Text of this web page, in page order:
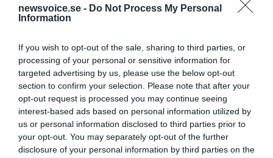
newsvoice.se - Do Not Process My Personal
Information
If you wish to opt-out of the sale, sharing to third parties, or
processing of your personal or sensitive information for
targeted advertising by us, please use the below opt-out
section to confirm your selection. Please note that after your
opt-out request is processed you may continue seeing
interest-based ads based on personal information utilized by
us or personal information disclosed to third parties prior to
your opt-out. You may separately opt-out of the further
disclosure of your personal information by third parties on the